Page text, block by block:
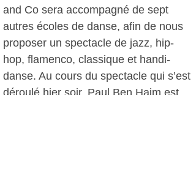
and Co sera accompagné de sept
autres écoles de danse, afin de nous
proposer un spectacle de jazz, hip-
hop, flamenco, classique et handi-
danse. Au cours du spectacle qui s’est
déroulé hier soir, Paul Ben Haim est